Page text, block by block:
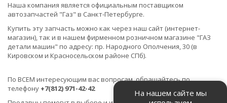
Наша компания является официальным поставщиком
автозапчастей "Газ" в Санкт-Петербурге.
Купить эту запчасть можно как через наш сайт (интернет-
магазин), так и в нашем фирменном розничном магазине "ГАЗ
детали машин" по адресу: пр. Народного Ополчения, 30 (в
Кировском и Красносельском районе СПб).
По ВСЕМ интересующим вас вопросам, обращайтесь по
телефону +7(812) 971-42-42
На нашем сайте мы